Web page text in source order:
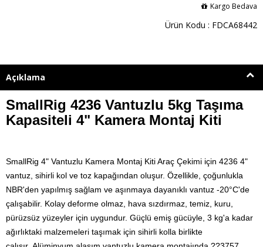
Kargo Bedava
Ürün Kodu : FDCA68442
Açıklama
SmallRig 4236 Vantuzlu 5kg Taşıma
Kapasiteli 4" Kamera Montaj Kiti
SmallRig 4" Vantuzlu Kamera Montaj Kiti Araç Çekimi için 4236 4"
vantuz, sihirli kol ve toz kapağından oluşur. Özellikle, çoğunlukla
NBR'den yapılmış sağlam ve aşınmaya dayanıklı vantuz -20°C'de
çalışabilir. Kolay deforme olmaz, hava sızdırmaz, temiz, kuru,
pürüzsüz yüzeyler için uygundur. Güçlü emiş gücüyle, 3 kg'a kadar
ağırlıktaki malzemeleri taşımak için sihirli kolla birlikte